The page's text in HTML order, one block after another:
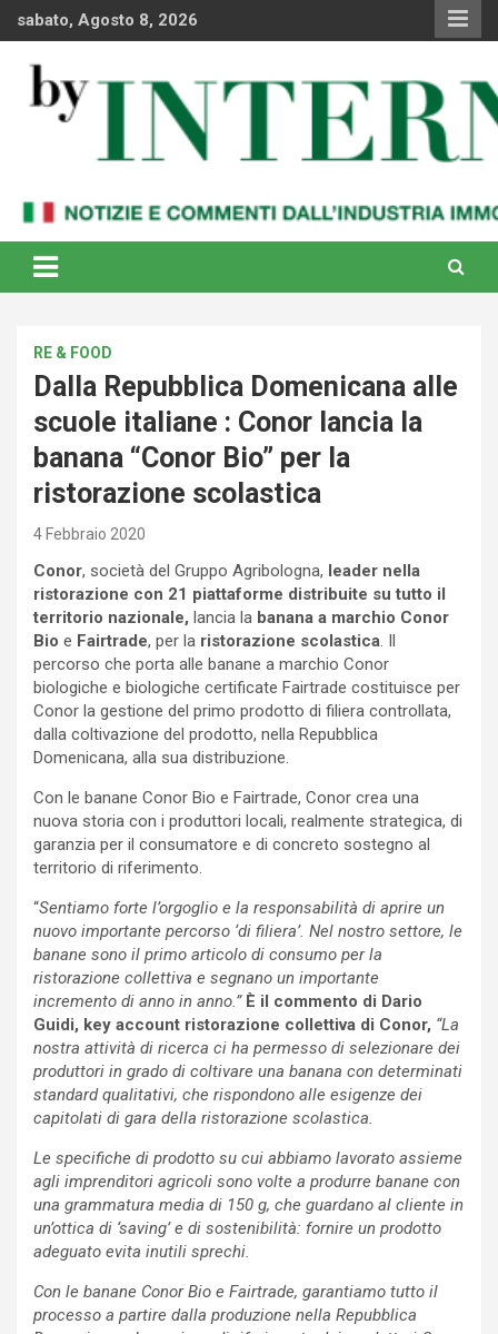
sabato, Agosto 8, 2026
By Internews
internazionale
RE & FOOD
Dalla Repubblica Domenicana alle
scuole italiane : Conor lancia la
banana “Conor Bio” per la
ristorazione scolastica
4 Febbraio 2020
Conor, società del Gruppo Agribologna, leader nella
ristorazione con 21 piattaforme distribuite su tutto il
territorio nazionale, lancia la banana a marchio Conor
Bio e Fairtrade, per la ristorazione scolastica. Il
percorso che porta alle banane a marchio Conor
biologiche e biologiche certificate Fairtrade costituisce per
Conor la gestione del primo prodotto di filiera controllata,
dalla coltivazione del prodotto, nella Repubblica
Domenicana, alla sua distribuzione.
Con le banane Conor Bio e Fairtrade, Conor crea una
nuova storia con i produttori locali, realmente strategica, di
garanzia per il consumatore e di concreto sostegno al
territorio di riferimento.
“Sentiamo forte l’orgoglio e la responsabilità di aprire un
nuovo importante percorso ‘di filiera’. Nel nostro settore, le
banane sono il primo articolo di consumo per la
ristorazione collettiva e segnano un importante
incremento di anno in anno.” È il commento di Dario
Guidi, key account ristorazione collettiva di Conor, “La
nostra attività di ricerca ci ha permesso di selezionare dei
produttori in grado di coltivare una banana con determinati
standard qualitativi, che rispondono alle esigenze dei
capitolati di gara della ristorazione scolastica.
Le specifiche di prodotto su cui abbiamo lavorato assieme
agli imprenditori agricoli sono volte a produrre banane con
una grammatura media di 150 g, che guardano al cliente in
un’ottica di ‘saving’ e di sostenibilità: fornire un prodotto
adeguato evita inutili sprechi.
Con le banane Conor Bio e Fairtrade, garantiamo tutto il
processo a partire dalla produzione nella Repubblica